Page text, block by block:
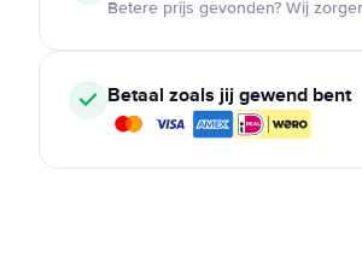
Betere prijs gevonden? Wij
Betaal zoals jij gewend bent